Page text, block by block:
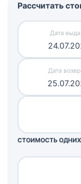
Рассчитать
СТОИМОСТЬ